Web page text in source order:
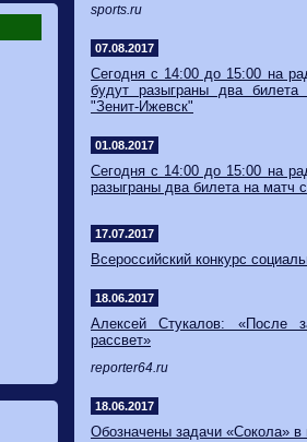
sports.ru
07.08.2017
Сегодня с 14:00 до 15:00 на
будут разыграны два
"Зенит-Ижевск"
01.08.2017
Сегодня с 14:00 до 15:00 на
разыграны два билета на матч
17.07.2017
Всероссийский конкурс
18.06.2017
Алексей Стукалов: «После
рассвет»
reporter64.ru
18.06.2017
Обозначены задачи «Сокола» в